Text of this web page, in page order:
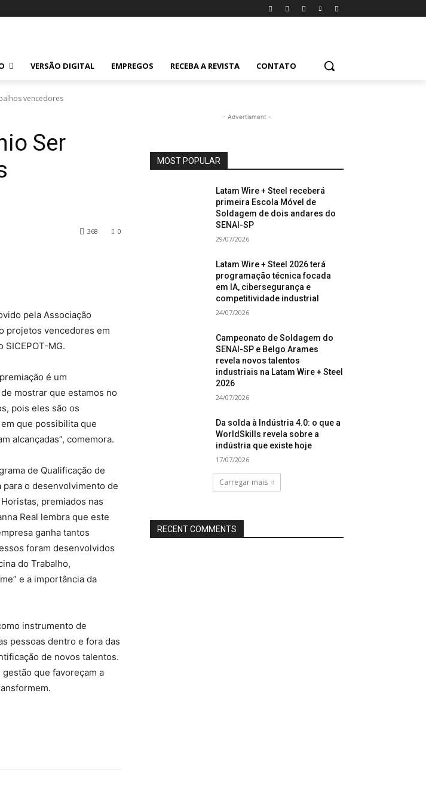
VERSÃO DIGITAL EMPREGOS RECEBA A REVISTA CONTATO
vencedores
Ser
0
368
pela Associação
projetos vencedores em
MG.
é um
mostrar que estamos no
pois eles são os
que possibilita que
alcançadas”, comemora.
de Qualificação de
para o desenvolvimento de
premiados nas
Real lembra que este
ganha tantos
foram desenvolvidos
do Trabalho,
e a importância da
instrumento de
pessoas dentro e fora das
de novos talentos.
que favoreçam a
- Advertisment -
MOST POPULAR
Latam Wire + Steel receberá
primeira Escola Móvel de
Soldagem de dois andares do
SENAI-SP
29/07/2026
Latam Wire + Steel 2026 terá
programação técnica focada
em IA, cibersegurança e
competitividade industrial
24/07/2026
Campeonato de Soldagem do
SENAI-SP e Belgo Arames
revela novos talentos
industriais na Latam Wire + Steel
2026
24/07/2026
Da solda à Indústria 4.0: o que a
WorldSkills revela sobre a
indústria que existe hoje
17/07/2026
Carregar mais
RECENT COMMENTS